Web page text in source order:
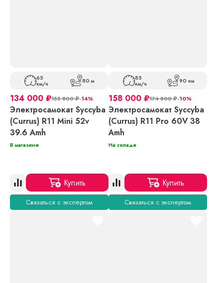
65
км/ч 80 м
134 000 ₽155 800₽-14%
Электросамокат Syccyba
(Currus) R11 Mini 52v
39.6 Amh
В магазине
Купить
Связаться с экспертом
85
км/ч 90 км
158 000 ₽174 800₽-10%
Электросамокат Syccyba
(Currus) R11 Pro 60V 38
Amh
На складе
Купить
Связаться с экспертом